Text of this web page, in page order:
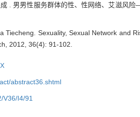
. 男男性服务群体的性、性网络、艾滋风
Tiecheng. Sexuality, Sexual Network and
2012, 36(4): 91-102.
abstract36.shtml
V36/I4/91